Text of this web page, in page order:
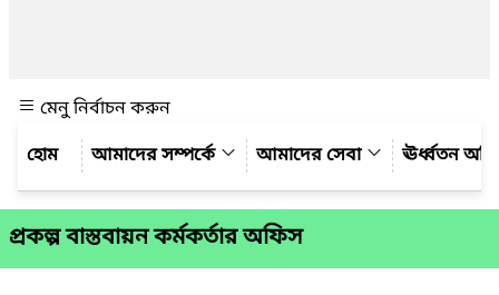
মেনু নির্বাচন করুন
আমাদের সম্পর্কে
আমাদের সেবা ঊর্ধ্বতন
প্রকল্প বাস্তবায়ন কর্মকর্তার অফিস